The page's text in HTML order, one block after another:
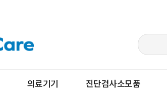
의료기기 진단검사소모품